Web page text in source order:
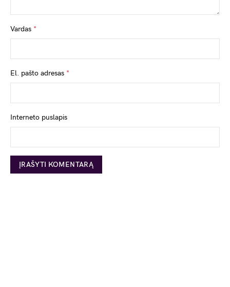
Vardas *
El. pašto adresas *
Interneto puslapis